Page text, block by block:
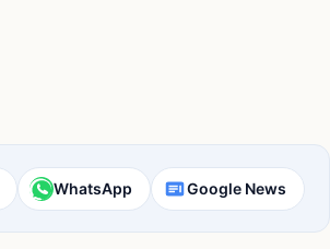
WhatsApp Google News